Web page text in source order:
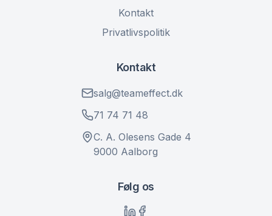
Kontakt
Privatlivspolitik
Kontakt
salg@teameffect.dk
71 74 71 48
C. A. Olesens Gade 4
9000 Aalborg
Følg os